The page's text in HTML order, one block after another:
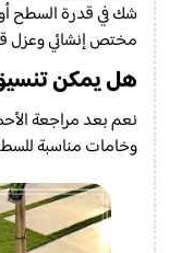
شك في قدرة السطح
مختص إنشائي وعزل
هل يمكن
نعم بعد مراجعة
وخامات مناسبة